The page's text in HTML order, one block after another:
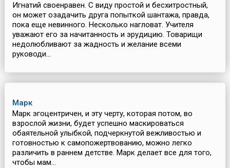
Игнатий своенравен. С виду простой и бесхитростный,
он может озадачить друга попыткой шантажа, правда,
пока еще невинного. Несколько нагловат. Учителя
уважают его за начитанность и эрудицию. Товарищи
недолюбливают за жадность и желание всеми
руководи...
Марк
Марк эгоцентричен, и эту черту, которая потом, во
взрослой жизни, будет успешно маскироваться
обаятельной улыбкой, подчеркнутой вежливостью и
готовностью к самопожертвованию, можно легко
различить в раннем детстве. Марк делает все для того,
чтобы мам...